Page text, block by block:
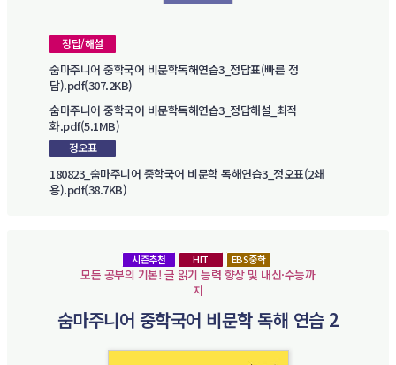
정답/해설
숨마주니어 중학국어 비문학독해연습3_정답표(빠른 정
답).pdf(307.2KB)
숨마주니어 중학국어 비문학독해연습3_정답해설_최적
화.pdf(5.1MB)
정오표
180823_숨마주니어 중학국어 비문학 독해연습3_정오표(2쇄
용).pdf(38.7KB)
시즌추천 HIT EBS중학
모든 공부의 기본! 글 읽기 능력 향상 및 내신·수능까
지
숨마주니어 중학국어 비문학 독해 연습 2